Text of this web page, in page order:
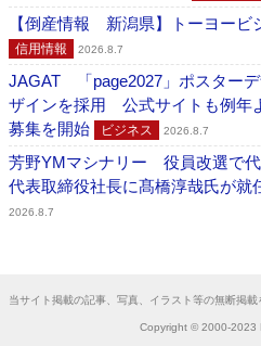
【倒産情報 新潟県】トーヨー
信用情報 2026.8.7
JAGAT 「page2027」ポスター
ザインを採用 公式サイトも例年
募集を開始
ビジネス 2026.8.7
芳野YMマシナリー 役員改選で代
代表取締役社長に髙橋淳哉氏が就
2026.8.7
当サイト掲載の記事、写真、イラスト等の無断掲載
Copyright © 2000-2023